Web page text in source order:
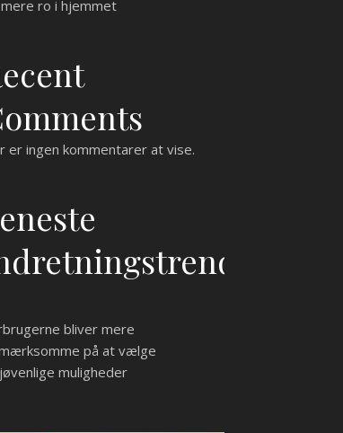
ro i hjemmet
er ingen kommentarer at vise.
bliver mere
på at vælge
muligheder